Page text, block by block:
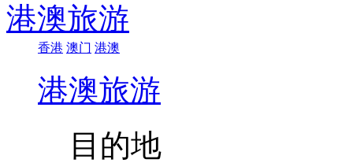
港澳旅游
香港 澳门 港澳
港澳旅游
目的地